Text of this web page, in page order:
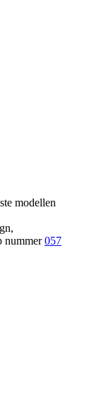
modellen
nummer057